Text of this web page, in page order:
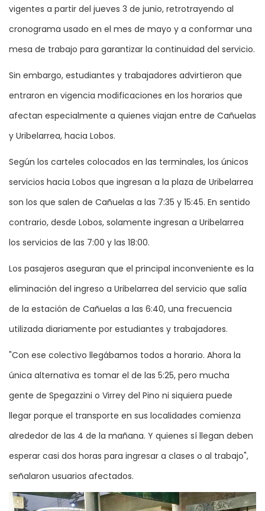
vigentes a partir del jueves 3 de junio, retrotrayendo al
cronograma usado en el mes de mayo y a conformar una
mesa de trabajo para garantizar la continuidad del servicio.
Sin embargo, estudiantes y trabajadores advirtieron que
entraron en vigencia modificaciones en los horarios que
afectan especialmente a quienes viajan entre de Cañuelas
y Uribelarrea, hacia Lobos.
Según los carteles colocados en las terminales, los únicos
servicios hacia Lobos que ingresan a la plaza de Uribelarrea
son los que salen de Cañuelas a las 7:35 y 15:45. En sentido
contrario, desde Lobos, solamente ingresan a Uribelarrea
los servicios de las 7:00 y las 18:00.
Los pasajeros aseguran que el principal inconveniente es la
eliminación del ingreso a Uribelarrea del servicio que salía
de la estación de Cañuelas a las 6:40, una frecuencia
utilizada diariamente por estudiantes y trabajadores.
"Con ese colectivo llegábamos todos a horario. Ahora la
única alternativa es tomar el de las 5:25, pero mucha
gente de Spegazzini o Virrey del Pino ni siquiera puede
llegar porque el transporte en sus localidades comienza
alrededor de las 4 de la mañana. Y quienes sí llegan deben
esperar casi dos horas para ingresar a clases o al trabajo",
señalaron usuarios afectados.